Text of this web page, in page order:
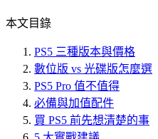
本文目錄
PS5 三種版本與價格
數位版 vs 光碟版怎麼選
PS5 Pro 值不值得
必備與加值配件
買 PS5 前先想清楚的事